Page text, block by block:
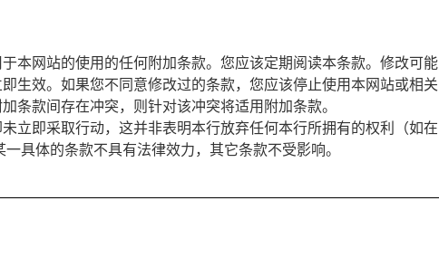
本网站的使用的任何附加条款。您应该定期阅读本条款。修改可能
生效。如果您不同意修改过的条款，您应该停止使用本网站或相关
条款间存在冲突，则针对该冲突将适用附加条款。
立即采取行动，这并非表明本行放弃任何本行所拥有的权利（如在
具体的条款不具有法律效力，其它条款不受影响。